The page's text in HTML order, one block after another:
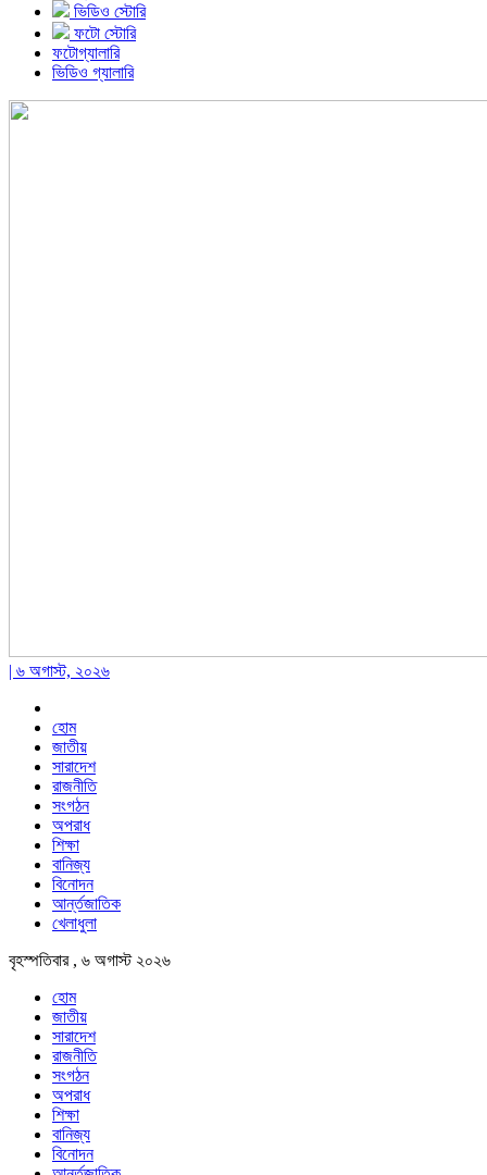
ভিডিও স্টোরি
ফটো স্টোরি
ফটোগ্যালারি
ভিডিও গ্যালারি
| ৬ অগাস্ট, ২০২৬
হোম
জাতীয়
সারাদেশ
রাজনীতি
সংগঠন
অপরাধ
শিক্ষা
বানিজ্য
বিনোদন
আর্ন্তজাতিক
খেলাধুলা
বৃহস্পতিবার , ৬ অগাস্ট ২০২৬
হোম
জাতীয়
সারাদেশ
রাজনীতি
সংগঠন
অপরাধ
শিক্ষা
বানিজ্য
বিনোদন